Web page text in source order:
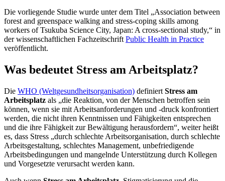
Die vorliegende Studie wurde unter dem Titel „Association between
forest and greenspace walking and stress-coping skills among
workers of Tsukuba Science City, Japan: A cross-sectional study,“ in
der wissenschaftlichen Fachzeitschrift Public Health in Practice
veröffentlicht.
Was bedeutet Stress am Arbeitsplatz?
Die WHO (Weltgesundheitsorganisation) definiert Stress am
Arbeitsplatz als „die Reaktion, von der Menschen betroffen sein
können, wenn sie mit Arbeitsanforderungen und -druck konfrontiert
werden, die nicht ihren Kenntnissen und Fähigkeiten entsprechen
und die ihre Fähigkeit zur Bewältigung herausfordern“, weiter heißt
es, dass Stress „durch schlechte Arbeitsorganisation, durch schlechte
Arbeitsgestaltung, schlechtes Management, unbefriedigende
Arbeitsbedingungen und mangelnde Unterstützung durch Kollegen
und Vorgesetzte verursacht werden kann.